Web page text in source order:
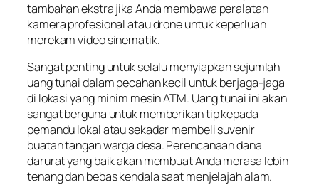
tambahan ekstra jika Anda membawa peralatan
kamera profesional atau drone untuk keperluan
merekam video sinematik.
Sangat penting untuk selalu menyiapkan sejumlah
uang tunai dalam pecahan kecil untuk berjaga-jaga
di lokasi yang minim mesin ATM. Uang tunai ini akan
sangat berguna untuk memberikan tip kepada
pemandu lokal atau sekadar membeli suvenir
buatan tangan warga desa. Perencanaan dana
darurat yang baik akan membuat Anda merasa lebih
tenang dan bebas kendala saat menjelajah alam.